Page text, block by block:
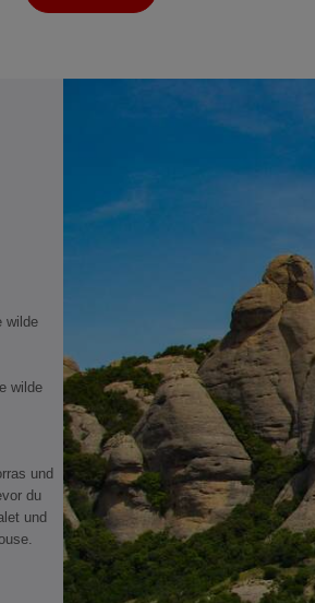
wilde
wilde
und
du
und